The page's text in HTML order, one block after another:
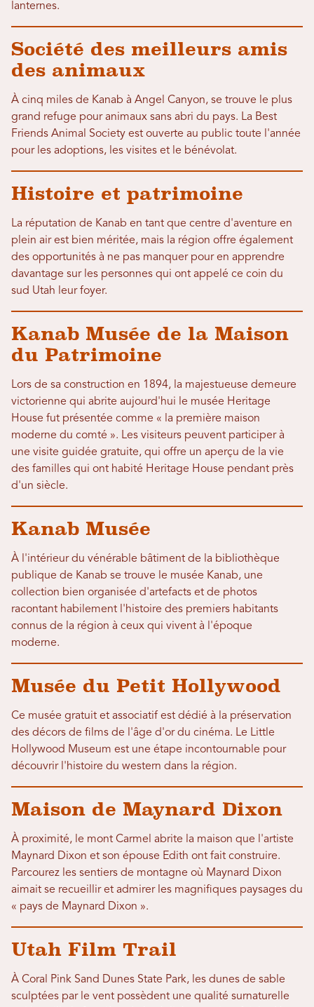
lanternes.
Société des meilleurs amis
des animaux
À cinq miles de Kanab à Angel Canyon, se trouve le plus
grand refuge pour animaux sans abri du pays. La Best
Friends Animal Society est ouverte au public toute l'année
pour les adoptions, les visites et le bénévolat.
Histoire et patrimoine
La réputation de Kanab en tant que centre d'aventure en
plein air est bien méritée, mais la région offre également
des opportunités à ne pas manquer pour en apprendre
davantage sur les personnes qui ont appelé ce coin du
sud Utah leur foyer.
Kanab Musée de la Maison
du Patrimoine
Lors de sa construction en 1894, la majestueuse demeure
victorienne qui abrite aujourd'hui le musée Heritage
House fut présentée comme « la première maison
moderne du comté ». Les visiteurs peuvent participer à
une visite guidée gratuite, qui offre un aperçu de la vie
des familles qui ont habité Heritage House pendant près
d'un siècle.
Kanab Musée
À l'intérieur du vénérable bâtiment de la bibliothèque
publique de Kanab se trouve le musée Kanab, une
collection bien organisée d'artefacts et de photos
racontant habilement l'histoire des premiers habitants
connus de la région à ceux qui vivent à l'époque
moderne.
Musée du Petit Hollywood
Ce musée gratuit et associatif est dédié à la préservation
des décors de films de l'âge d'or du cinéma. Le Little
Hollywood Museum est une étape incontournable pour
découvrir l'histoire du western dans la région.
Maison de Maynard Dixon
À proximité, le mont Carmel abrite la maison que l'artiste
Maynard Dixon et son épouse Edith ont fait construire.
Parcourez les sentiers de montagne où Maynard Dixon
aimait se recueillir et admirer les magnifiques paysages du
« pays de Maynard Dixon ».
Utah Film Trail
À Coral Pink Sand Dunes State Park, les dunes de sable
sculptées par le vent possèdent une qualité surnaturelle